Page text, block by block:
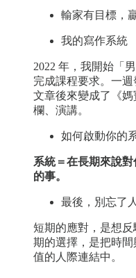
輸家有目標，
我的寫作系統
2022 年，我開始「
完成課程要求。一
文章後來變成了《
欄、演講。
如何啟動你的
系統＝在長期來說
的事。
最後，別忘了
短期的應對，是想
期的選擇，是把時
值的人際連結中。